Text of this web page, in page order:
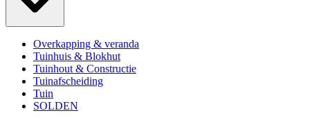
Overkapping & veranda
Tuinhuis & Blokhut
Tuinhout & Constructie
Tuinafscheiding
Tuin
SOLDEN